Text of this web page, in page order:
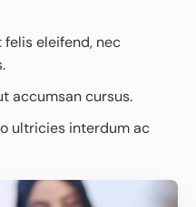
eleifend, nec
accumsan cursus.
ultricies interdum ac